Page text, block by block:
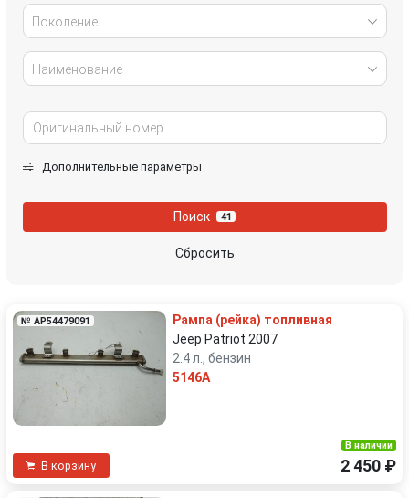
Поколение
Наименование
Дополнительные параметры
Поиск 41
Сбросить
№ AP54479091
Рампа (рейка) топливная
Jeep Patriot 2007
2.4 л., бензин
5146A
В корзину
В наличии
2 450 ₽